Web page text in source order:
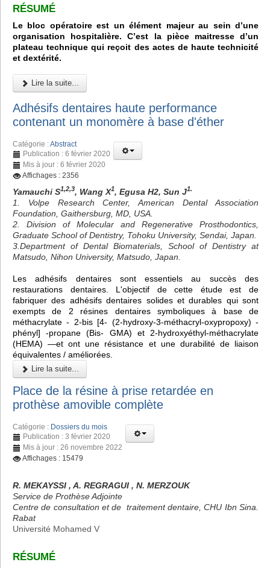
RÉSUMÉ
Le bloc opératoire est un élément majeur au sein d’une
organisation hospitalière. C’est la pièce maitresse d’un
plateau technique qui reçoit des actes de haute technicité
et dextérité.
Lire la suite...
Adhésifs dentaires haute performance
contenant un monomère à base d'éther
Catégorie :Abstract
Publication : 6 février 2020
Mis à jour : 6 février 2020
Affichages : 2356
Yamauchi S1,2,3, Wang X1, Egusa H2, Sun J1.
1. Volpe Research Center, American Dental Association
Foundation, Gaithersburg, MD, USA.
2. Division of Molecular and Regenerative Prosthodontics,
Graduate School of Dentistry, Tohoku University, Sendai, Japan.
3.Department of Dental Biomaterials, School of Dentistry at
Matsudo, Nihon University, Matsudo, Japan.
Les adhésifs dentaires sont essentiels au succès des
restaurations dentaires. L'objectif de cette étude est de
fabriquer des adhésifs dentaires solides et durables qui sont
exempts de 2 résines dentaires symboliques à base de
méthacrylate - 2-bis [4- (2-hydroxy-3-méthacryl-oxypropoxy) -
phényl] -propane (Bis- GMA) et 2-hydroxyéthyl-méthacrylate
(HEMA) —et ont une résistance et une durabilité de liaison
équivalentes / améliorées.
Lire la suite...
Place de la résine à prise retardée en
prothèse amovible complète
Catégorie : Dossiers du mois
Publication : 3 février 2020
Mis à jour : 26 novembre 2022
Affichages : 15479
R. MEKAYSSI , A. REGRAGUI , N. MERZOUK
Service de Prothèse Adjointe
Centre de consultation et de traitement dentaire, CHU Ibn Sina.
Rabat
Université Mohamed V
RÉSUMÉ